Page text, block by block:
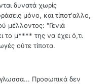
δυνατά χωρίς
μόνο, και τίποτ'αλλο,
μέλλοντος: "Γενιά
το μ**** της να έχει ό,τι
ούτε τίποτα.
Προσωπικά δεν